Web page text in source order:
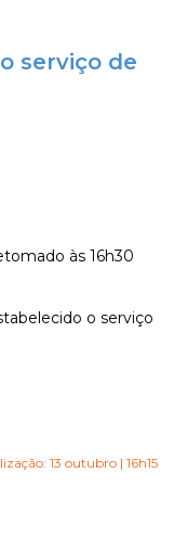
serviço de
às 16h30
o serviço
13 outubro | 16h15